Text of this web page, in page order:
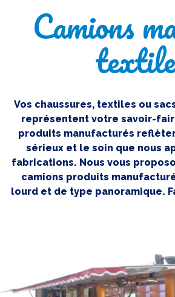
Camions
Vos chaussures, textiles ou
représentent votre savoir-
produits manufacturés
sérieux et le soin que nous
fabrications. Nous vous
camions produits
lourd et de type panoramique.